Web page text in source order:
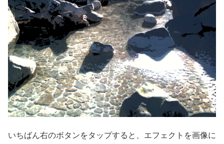
いちばん右のボタンをタップすると、エフェクトを画像に